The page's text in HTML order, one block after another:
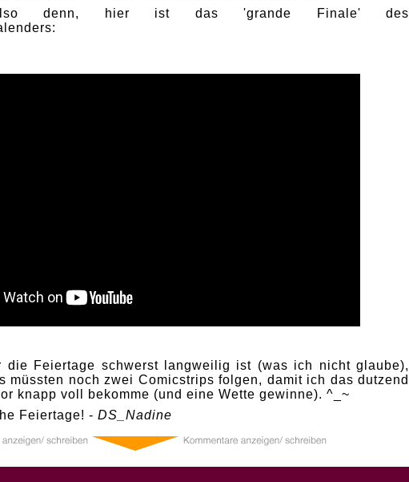
denn, hier ist das 'grande Finale' des
die Feiertage schwerst langweilig ist (was ich nicht glaube),
müssten noch zwei Comicstrips folgen, damit ich das dutzend
knapp voll bekomme (und eine Wette gewinne). ^_~
Feiertage! - DS_Nadine